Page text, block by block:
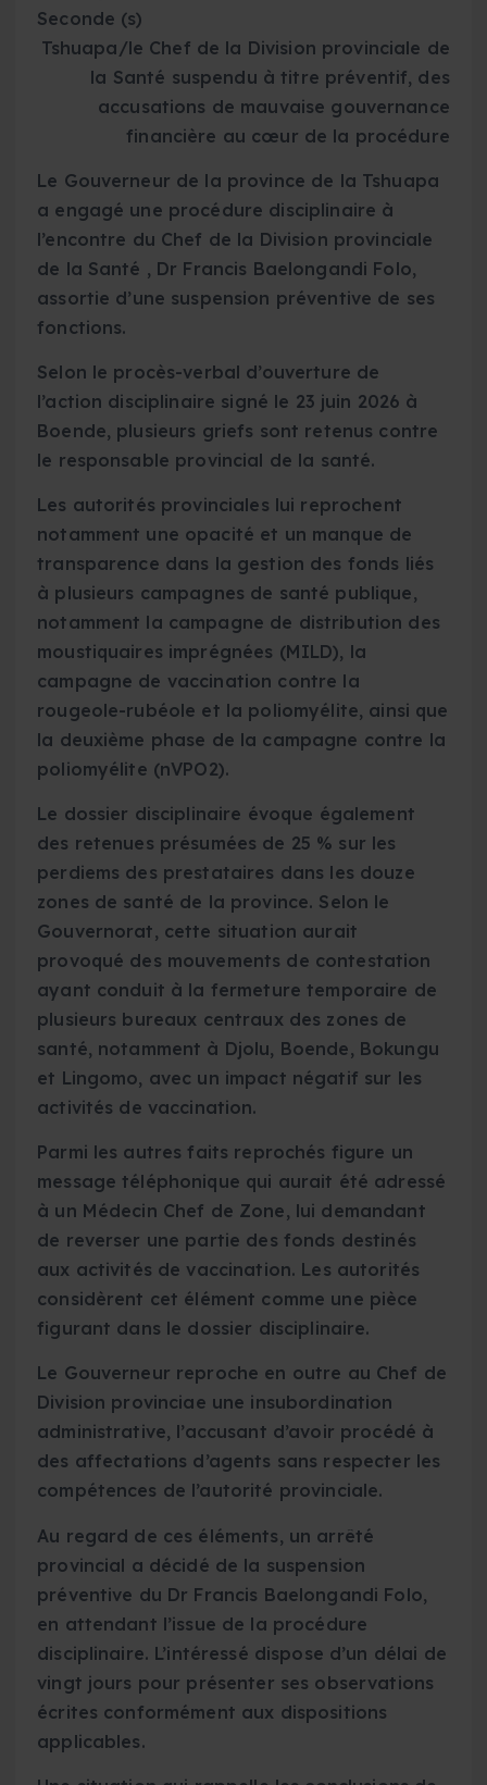
Seconde (s)
Tshuapa/le Chef de la Division provinciale de
la Santé suspendu à titre préventif, des
accusations de mauvaise gouvernance
financière au cœur de la procédure
Le Gouverneur de la province de la Tshuapa
a engagé une procédure disciplinaire à
l’encontre du Chef de la Division provinciale
de la Santé , Dr Francis Baelongandi Folo,
assortie d’une suspension préventive de ses
fonctions.
Selon le procès-verbal d’ouverture de
l’action disciplinaire signé le 23 juin 2026 à
Boende, plusieurs griefs sont retenus contre
le responsable provincial de la santé.
Les autorités provinciales lui reprochent
notamment une opacité et un manque de
transparence dans la gestion des fonds liés
à plusieurs campagnes de santé publique,
notamment la campagne de distribution des
moustiquaires imprégnées (MILD), la
campagne de vaccination contre la
rougeole-rubéole et la poliomyélite, ainsi que
la deuxième phase de la campagne contre la
poliomyélite (nVPO2).
Le dossier disciplinaire évoque également
des retenues présumées de 25 % sur les
perdiems des prestataires dans les douze
zones de santé de la province. Selon le
Gouvernorat, cette situation aurait
provoqué des mouvements de contestation
ayant conduit à la fermeture temporaire de
plusieurs bureaux centraux des zones de
santé, notamment à Djolu, Boende, Bokungu
et Lingomo, avec un impact négatif sur les
activités de vaccination.
Parmi les autres faits reprochés figure un
message téléphonique qui aurait été adressé
à un Médecin Chef de Zone, lui demandant
de reverser une partie des fonds destinés
aux activités de vaccination. Les autorités
considèrent cet élément comme une pièce
figurant dans le dossier disciplinaire.
Le Gouverneur reproche en outre au Chef de
Division provinciae une insubordination
administrative, l’accusant d’avoir procédé à
des affectations d’agents sans respecter les
compétences de l’autorité provinciale.
Au regard de ces éléments, un arrêté
provincial a décidé de la suspension
préventive du Dr Francis Baelongandi Folo,
en attendant l’issue de la procédure
disciplinaire. L’intéressé dispose d’un délai de
vingt jours pour présenter ses observations
écrites conformément aux dispositions
applicables.